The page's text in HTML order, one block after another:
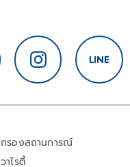
กรองสถานการณ์
วาไรตี้